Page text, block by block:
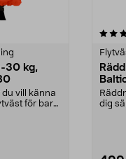
30 kg,
vill känna
för barn
dig